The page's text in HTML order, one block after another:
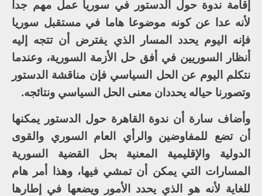
إقامة ندوة حول الدستور في سوريا عمل مهم جدا
لأنه عدا عن كونه موضوعا هاما في مستقبل سوريا
فإنه اليوم يحدد المسار الذي يفترض أن تتجه إليه
أنظار السوريين في أفق حل الأزمة السورية، وعندما
نتكلم اليوم عن الحل السياسي فإن مناقشة الدستور
وتصورنا حياله يحددان معنى الحل السياسي ونتائجه.
وأضاف سارة أن ندوة القاهرة حول الدستور يمكنها
أن تضع للمفاوضين والرأي العام السوري والقوى
الدولية والإقليمية المعنية بحل القضية السورية
المسارات التي يمكن أن تمشي فيها، وهذا أمر هام
للغاية لأنه هو الذي يحدد الأمور ويضعها في إطارها